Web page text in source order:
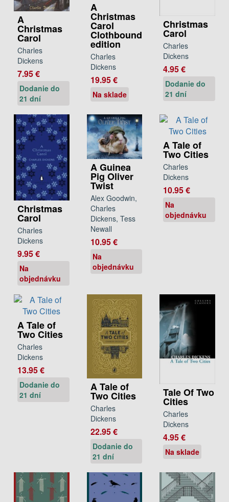
A
Christmas
Carol
Charles
Dickens
7.95 €
Dodanie do
21 dní
A
Christmas
Carol
Clothbound
edition
Charles
Dickens
19.95 €
Na sklade
Christmas
Carol
Charles
Dickens
4.95 €
Dodanie do
21 dní
Christmas
Carol
Charles
Dickens
9.95 €
Na
objednávku
A Guinea
Pig Oliver
Twist
Alex Goodwin,
Charles
Dickens, Tess
Newall
10.95 €
Na
objednávku
A Tale of
Two Cities
Charles
Dickens
10.95 €
Na
objednávku
A Tale of
Two Cities
Charles
Dickens
13.95 €
Dodanie do
21 dní
A Tale of
Two Cities
Charles
Dickens
22.95 €
Dodanie do
21 dní
Tale Of Two
Cities
Charles
Dickens
4.95 €
Na sklade